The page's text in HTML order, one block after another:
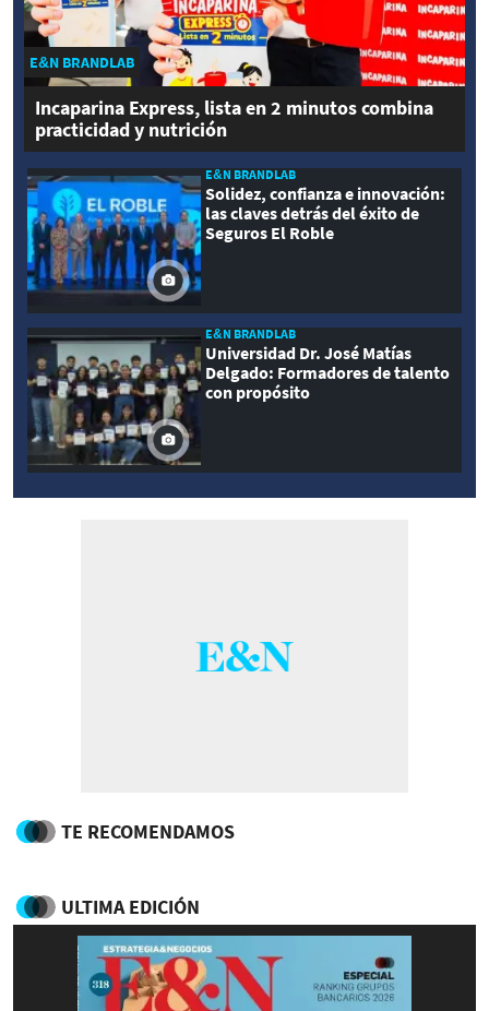
E&N BRANDLAB
Incaparina Express, lista en 2 minutos combina
practicidad y nutrición
E&N BRANDLAB
Solidez, confianza e innovación:
las claves detrás del éxito de
Seguros El Roble
E&N BRANDLAB
Universidad Dr. José Matías
Delgado: Formadores de talento
con propósito
TE RECOMENDAMOS
ULTIMA EDICIÓN